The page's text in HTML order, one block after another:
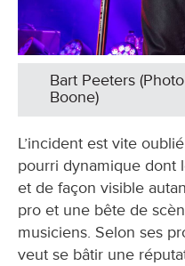
Bart Peeters
Boone)
L’incident est vite
pourri dynamique dont
et de façon visible
pro et une bête de
musiciens. Selon ses
veut se bâtir une